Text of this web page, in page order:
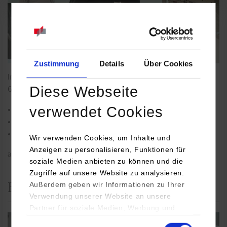
Zustimmung Details Über Cookies
Diese Webseite
verwendet Cookies
Wir verwenden Cookies, um Inhalte und
Anzeigen zu personalisieren, Funktionen für
soziale Medien anbieten zu können und die
Zugriffe auf unsere Website zu analysieren.
Außerdem geben wir Informationen zu Ihrer
Verwendung unserer Website an unsere
Partner für soziale Medien, Werbung und
Im Labor Transformator lernen Studierende, wichtige
Gesetzmäßigkeiten
des Induktionsgesetzes,
der Sättigung von Magnetkreisen
anzuwenden.
Elektronik-Labor Transistor